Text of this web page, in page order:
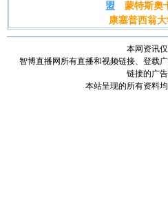
盟
蒙特斯奧
康塞普西翁
本网资讯
智博直播网所有直播和视频链接、登载
链接的广
本站呈现的所有资料